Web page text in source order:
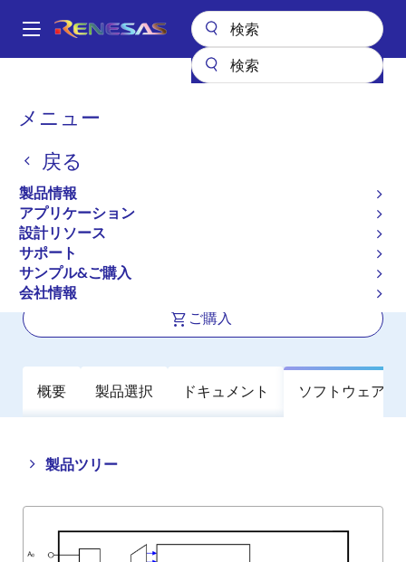
ン
Main
メニュー
戻る
製品情報
アプリケーション
設計リソース
サポート
サンプル&ご購入
会社情報
パ
く
ず
SRAM
低消費電力SRAM
RMLV0816BGSB
アクティブ
8Mb 低消費電力SRAM (512k word ×
16bit)
ご購入
概要 製品選択 ドキュメント ソフトウェア／
製品ツリー
Close
tree
menu
Open
tree
menu